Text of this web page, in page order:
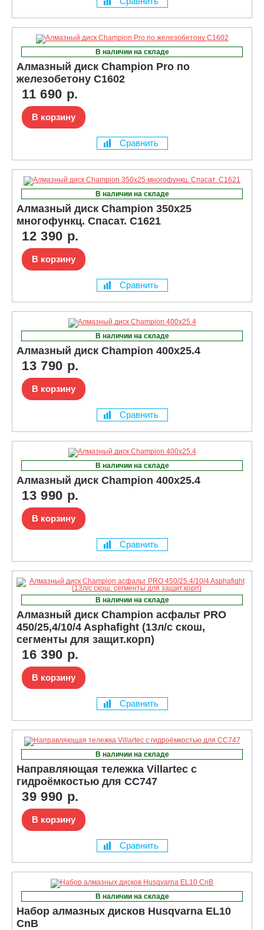
В наличии на складе
Алмазный диск Champion Pro по
железобетону C1602
11 690 р.
В корзину
Сравнить
В наличии на складе
Алмазный диск Champion 350x25
многофункц. Спасат. C1621
12 390 р.
В корзину
Сравнить
В наличии на складе
Алмазный диск Champion 400x25.4
13 790 р.
В корзину
Сравнить
В наличии на складе
Алмазный диск Champion 400x25.4
13 990 р.
В корзину
Сравнить
В наличии на складе
Алмазный диск Champion асфальт PRO
450/25,4/10/4 Asphafight (13л/с скош,
сегменты для защит.корп)
16 390 р.
В корзину
Сравнить
В наличии на складе
Направляющая тележка Villartec с
гидроёмкостью для CC747
39 990 р.
В корзину
Сравнить
В наличии на складе
Набор алмазных дисков Husqvarna EL10
CnB